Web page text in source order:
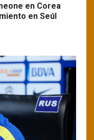
en Corea
en Seúl